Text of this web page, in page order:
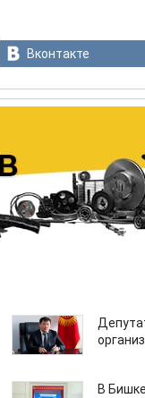
Вконтакте
В